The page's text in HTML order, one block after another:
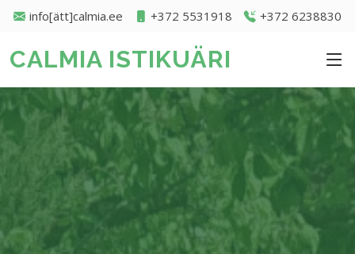
info[ätt]calmia.ee +372 5531918 +372 6238830
CALMIA ISTIKUÄRI